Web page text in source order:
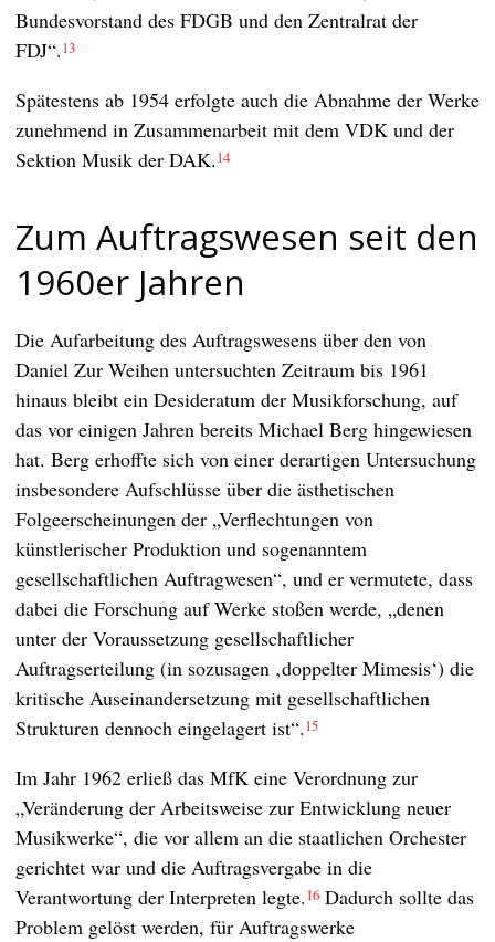
Bundesvorstand des FDGB und den Zentralrat der
FDJ“.13
Spätestens ab 1954 erfolgte auch die Abnahme der Werke
zunehmend in Zusammenarbeit mit dem VDK und der
Sektion Musik der DAK.14
Zum Auftragswesen seit den
1960er Jahren
Die Aufarbeitung des Auftragswesens über den von
Daniel Zur Weihen untersuchten Zeitraum bis 1961
hinaus bleibt ein Desideratum der Musikforschung, auf
das vor einigen Jahren bereits Michael Berg hingewiesen
hat. Berg erhoffte sich von einer derartigen Untersuchung
insbesondere Aufschlüsse über die ästhetischen
Folgeerscheinungen der „Verflechtungen von
künstlerischer Produktion und sogenanntem
gesellschaftlichen Auftragwesen“, und er vermutete, dass
dabei die Forschung auf Werke stoßen werde, „denen
unter der Voraussetzung gesellschaftlicher
Auftragserteilung (in sozusagen ‚doppelter Mimesis‘) die
kritische Auseinandersetzung mit gesellschaftlichen
Strukturen dennoch eingelagert ist“.15
Im Jahr 1962 erließ das MfK eine Verordnung zur
„Veränderung der Arbeitsweise zur Entwicklung neuer
Musikwerke“, die vor allem an die staatlichen Orchester
gerichtet war und die Auftragsvergabe in die
Verantwortung der Interpreten legte.16 Dadurch sollte das
Problem gelöst werden, für Auftragswerke